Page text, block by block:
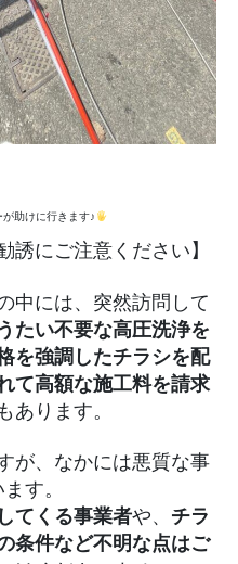
助けに行きます♪
誘にご注意ください】
中には、突然訪問して
たい不要な高圧洗浄を
を強調したチラシを配
て高額な施工料を請求
あります。
が、なかには悪質な事
す。
てくる事業者や、 チラ
条件など不明な点はご